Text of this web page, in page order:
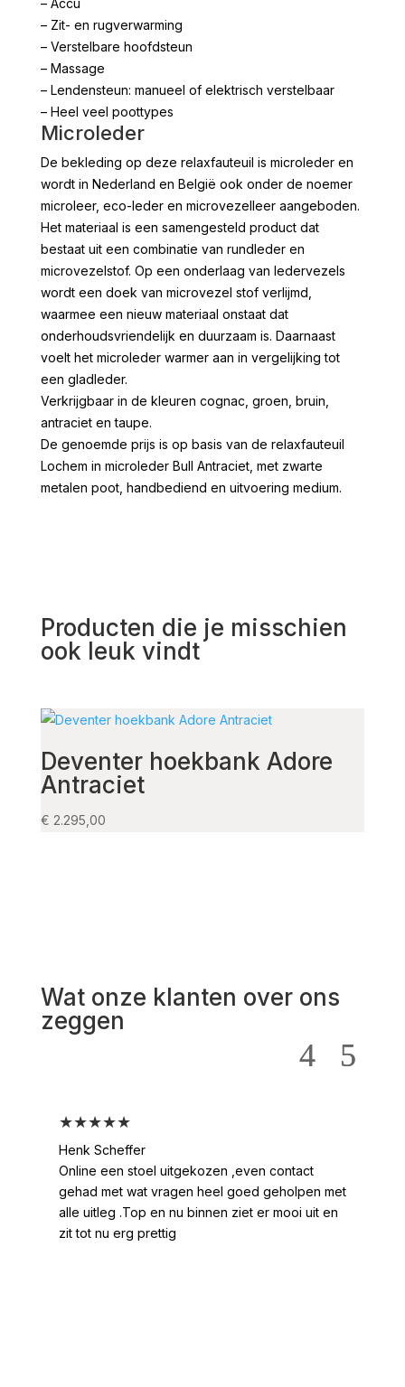
– Zit- en rugverwarming
– Verstelbare hoofdsteun
– Massage
– Lendensteun: manueel of elektrisch verstelbaar
– Heel veel poottypes
Microleder
De bekleding op deze relaxfauteuil is microleder en
wordt in Nederland en België ook onder de noemer
microleer, eco-leder en microvezelleer aangeboden.
Het materiaal is een samengesteld product dat
bestaat uit een combinatie van rundleder en
microvezelstof. Op een onderlaag van ledervezels
wordt een doek van microvezel stof verlijmd,
waarmee een nieuw materiaal onstaat dat
onderhoudsvriendelijk en duurzaam is. Daarnaast
voelt het microleder warmer aan in vergelijking tot
een gladleder.
Verkrijgbaar in de kleuren cognac, groen, bruin,
antraciet en taupe.
De genoemde prijs is op basis van de relaxfauteuil
Lochem in microleder Bull Antraciet, met zwarte
metalen poot, handbediend en uitvoering medium.
Producten die je misschien
ook leuk vindt
Deventer hoekbank Adore
Antraciet
€ 2.295,00
Wat onze klanten over ons
zeggen
★★★★★
Henk Scheffer
Online een stoel uitgekozen ,even contact
gehad met wat vragen heel goed geholpen met
alle uitleg .Top en nu binnen ziet er mooi uit en
zit tot nu erg prettig